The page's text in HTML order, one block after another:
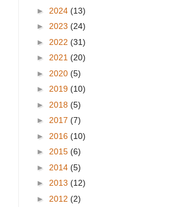
► 2024 (13)
► 2023 (24)
► 2022 (31)
► 2021 (20)
► 2020 (5)
► 2019 (10)
► 2018 (5)
► 2017 (7)
► 2016 (10)
► 2015 (6)
► 2014 (5)
► 2013 (12)
► 2012 (2)